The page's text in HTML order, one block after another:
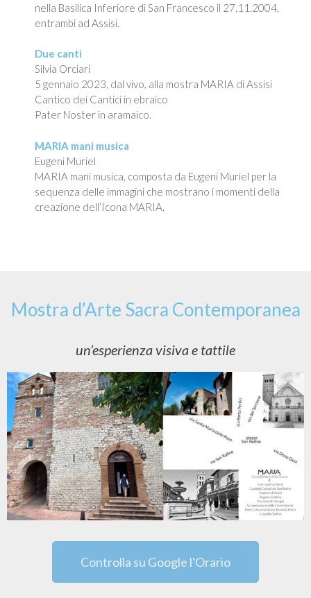
nella Basilica Inferiore di San Francesco il 27.11.2004,
entrambi ad Assisi.
Due canti
Silvia Orciari
5 gennaio 2023, dal vivo, alla mostra MARIA di Assisi
Cantico dei Cantici in ebraico
Pater Noster in aramaico.
MARIA mani musica
Eugeni Muriel
MARIA mani musica, composta da Eugeni Muriel per la
sequenza delle immagini che mostrano i momenti della
creazione dell’Icona MARIA.
Mostra d’Arte Sacra Contemporanea
un’esperienza visiva e tattile
Controlla su Google l'Orario